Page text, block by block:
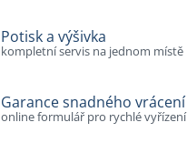
Potisk a výšivka
kompletní servis na jednom místě
Garance snadného vrácení
online formulář pro rychlé vyřízení